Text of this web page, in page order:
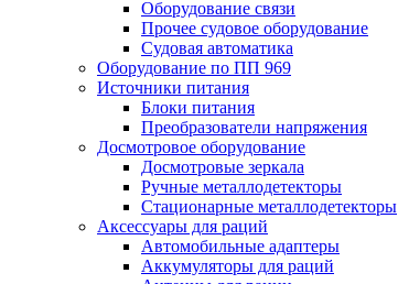
Оборудование связи
Прочее судовое оборудование
Судовая автоматика
Оборудование по ПП 969
Источники питания
Блоки питания
Преобразователи напряжения
Досмотровое оборудование
Досмотровые зеркала
Ручные металлодетекторы
Стационарные металлодетекторы
Аксессуары для раций
Автомобильные адаптеры
Аккумуляторы для раций